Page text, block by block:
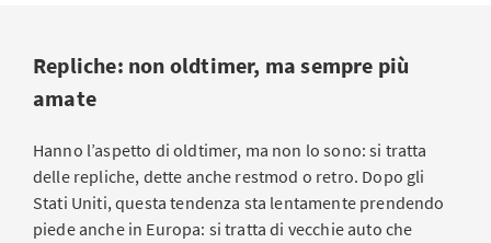
Repliche: non oldtimer, ma sempre più
amate
Hanno l’aspetto di oldtimer, ma non lo sono: si tratta
delle repliche, dette anche restmod o retro. Dopo gli
Stati Uniti, questa tendenza sta lentamente prendendo
piede anche in Europa: si tratta di vecchie auto che